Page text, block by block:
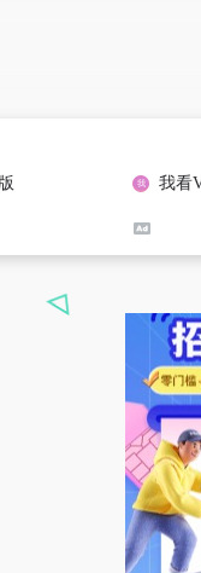
我看